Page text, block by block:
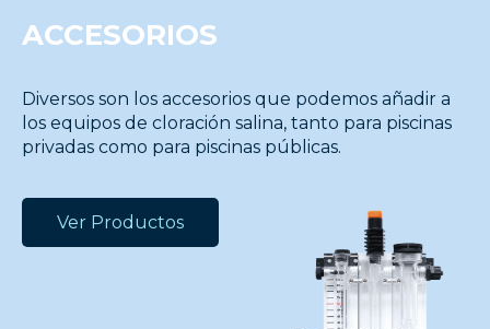
ACCESORIOS
Diversos son los accesorios que podemos añadir a
los equipos de cloración salina, tanto para piscinas
privadas como para piscinas públicas.
Ver Productos